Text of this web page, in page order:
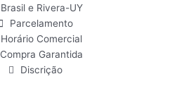
Brasil e Rivera-UY
Parcelamento
Horário Comercial
Compra Garantida
Discrição